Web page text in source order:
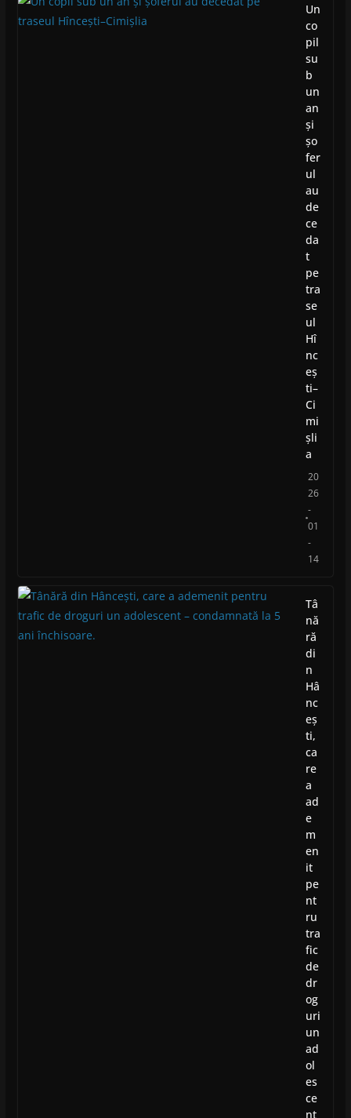
Un
co
pil
su
b
un
an
și
șo
fer
ul
au
de
ce
da
t
pe
tra
se
ul
Hî
nc
eș
ti–
Ci
mi
șli
a
20
26
-
01
-
14
Tâ
nă
ră
di
n
Hâ
nc
eș
ti,
ca
re
a
ad
e
m
en
it
pe
nt
ru
tra
fic
de
dr
og
uri
un
ad
ol
es
ce
nt